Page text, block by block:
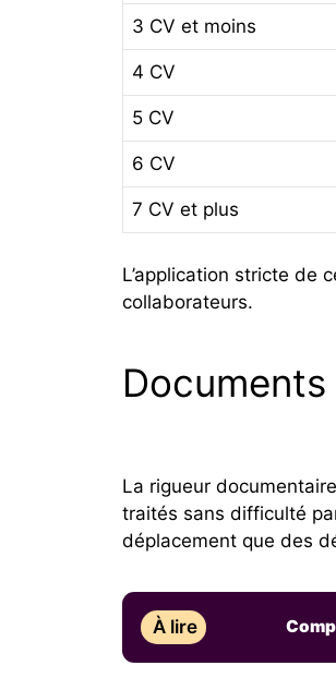
3 CV et moins
4 CV
5 CV
6 CV
7 CV et plus
L’application stricte de
collaborateurs.
La rigueur
traités sans difficulté
déplacement que des
À lire